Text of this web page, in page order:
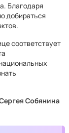
Благодаря
добираться
соответствует
Собянина